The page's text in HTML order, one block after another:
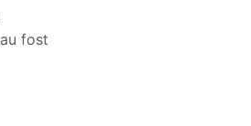
fost